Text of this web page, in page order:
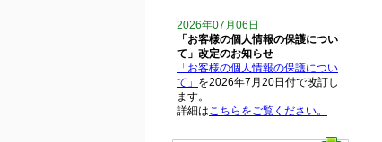
2026年07月06日
「お客様の個人情報の保護につい
て」改定のお知らせ
「お客様の個人情報の保護につい
て」 を2026年7月20日付で改訂し
ます。
詳細はこちらをご覧ください。